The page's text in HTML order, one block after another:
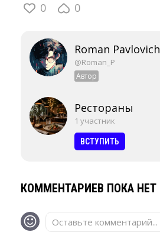
0 0
Roman Pavlovich
@Roman_P
Автор
Рестораны
1 участник
ВСТУПИТЬ
КОММЕНТАРИЕВ ПОКА НЕТ
Оставьте комментарий...